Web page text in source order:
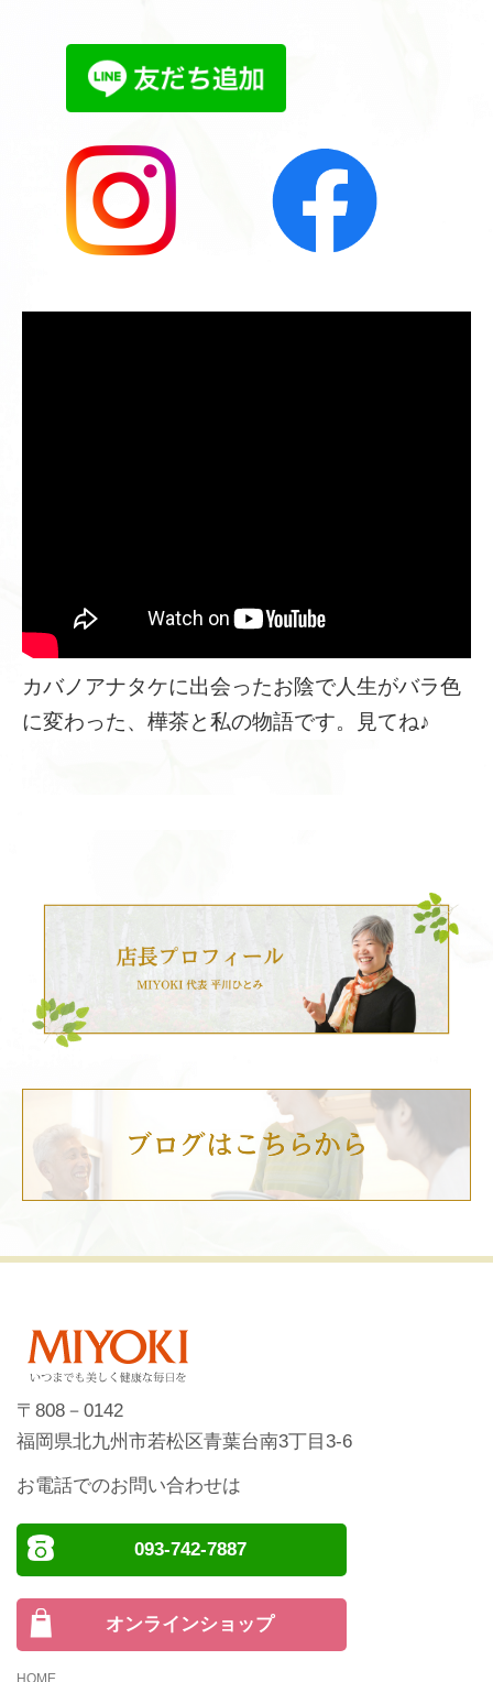
カバノアナタケに出会ったお陰で人生がバラ色
に変わった、樺茶と私の物語です。見てね♪
〒808－0142
福岡県北九州市若松区青葉台南3丁目3-6
お電話でのお問い合わせは
093-742-7887
オンラインショップ
HOME